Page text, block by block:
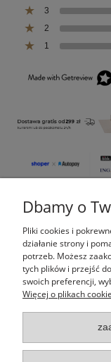
3
2
1
Dbamy o
Pliki cookies i
działanie strony i
potrzeb. Możesz
tych plików i przejść
swoich preferencji,
Więcej o plikach